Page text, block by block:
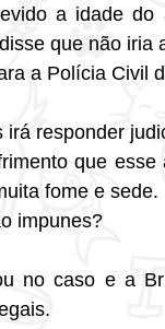
a idade
que não iria
a Polícia Civil
responder
que
fome e sede.
impunes?
no caso e a